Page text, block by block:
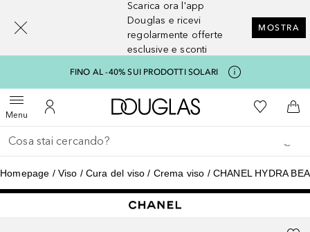
Scarica ora l'app
Douglas e ricevi
regolarmente offerte
esclusive e sconti
MOSTRA
FINO AL -40% SUI PRODOTTI SOLARI
MenuApri menuAl Mio Account
A Douglas HomeAlla Mia
Al
Torna indietro
Esegui ricerca
Homepage Viso Cura del viso Crema viso CHANEL HYDRA
[navigation.slideout.screenreader]